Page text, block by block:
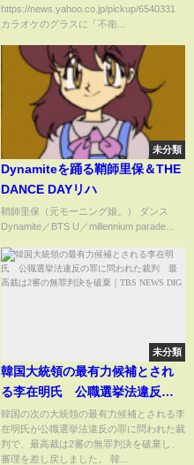
https://news.yahoo.co.jp/pickup/6540331
カラオケのグラスに「不衛...
未分類
Dynamiteを踊る鞘師里保＆THE
DANCE DAYリハ
鞘師里保（元モーニング娘。） ダンス
Dynamite／BTS U／millennium parade...
未分類
韓国大統領の最有力候補とされ
る李在明氏 公職選挙法違反の
罪に問われた裁判 最高裁は2審
の無罪判決を破棄｜
TBS NEWS DIG
韓国の次の大統領の最有力候補とされる李
在明氏が公職選挙法違反の罪に問われた裁
判で、最高裁は2審の無罪判決を破棄し、
審理を差し戻しました。 韓...